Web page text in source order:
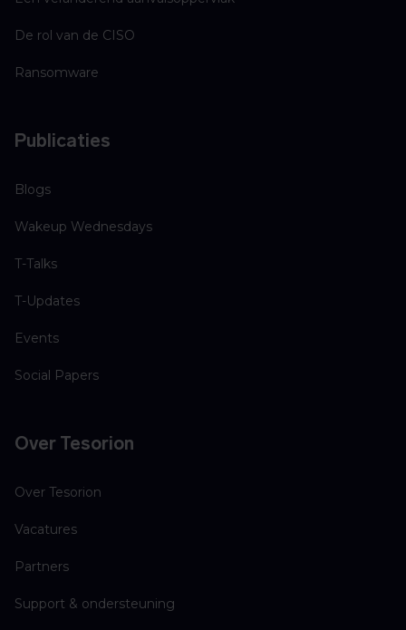
De rol van de CISO
Ransomware
Publicaties
Blogs
Wakeup Wednesdays
T-Talks
T-Updates
Events
Social Papers
Over Tesorion
Over Tesorion
Vacatures
Partners
Support & ondersteuning